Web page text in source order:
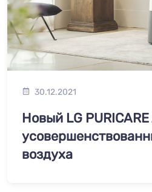
30.12.2021
Новый LG PURICARE
воздуха